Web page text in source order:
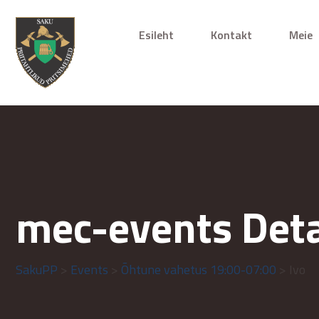
Esileht Kontakt Meie
mec-events
SakuPP Events Õhtune vahetus 19:00-07:00